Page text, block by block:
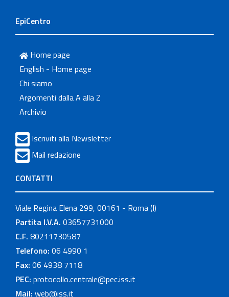
EpiCentro
Home page
English - Home page
Chi siamo
Argomenti dalla A alla Z
Archivio
Iscriviti alla Newsletter
Mail redazione
CONTATTI
Viale Regina Elena 299, 00161 - Roma (I)
Partita I.V.A. 03657731000
C.F. 80211730587
Telefono: 06 4990 1
Fax: 06 4938 7118
PEC: protocollo.centrale@pec.iss.it
Mail: web@iss.it